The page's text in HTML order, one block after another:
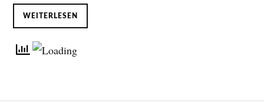
WEITERLESEN